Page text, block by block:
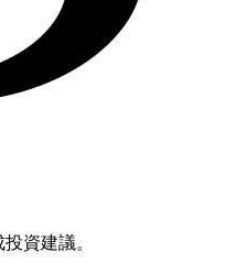
資建議。